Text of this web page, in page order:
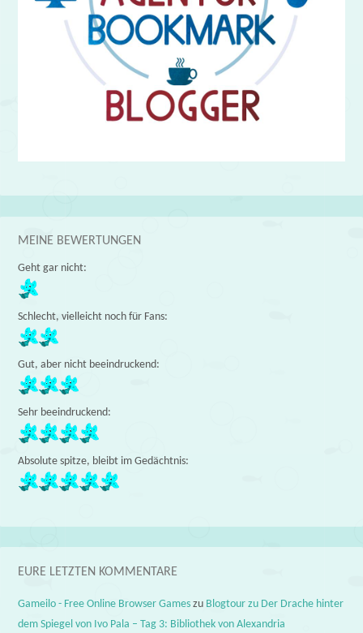
MEINE BEWERTUNGEN
Geht gar nicht:
Schlecht, vielleicht noch für Fans:
Gut, aber nicht beeindruckend:
Sehr beeindruckend:
Absolute spitze, bleibt im Gedächtnis:
EURE LETZTEN KOMMENTARE
Gameilo - Free Online Browser Games zu Blogtour zu Der Drache hinter
dem Spiegel von Ivo Pala – Tag 3: Bibliothek von Alexandria